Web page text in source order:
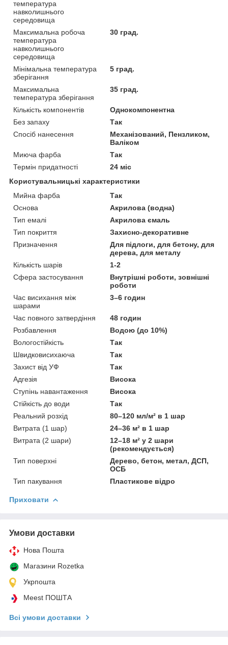
температура
навколишнього
середовища
Максимальна робоча
температура
навколишнього
середовища
30 град.
Мінімальна температура
зберігання
5 град.
Максимальна
температура зберігання
35 град.
Кількість компонентів
Однокомпонентна
Без запаху
Так
Спосіб нанесення
Механізований, Пензликом,
Валіком
Миюча фарба
Так
Термін придатності
24 міс
Користувальницькі характеристики
Мийна фарба
Так
Основа
Акрилова (водна)
Тип емалі
Акрилова ємаль
Тип покриття
Захисно-декоративне
Призначення
Для підлоги, для бетону, для
дерева, для металу
Кількість шарів
1-2
Сфера застосування
Внутрішні роботи, зовнішні
роботи
Час висихання між
шарами
3–6 годин
Час повного затвердіння
48 годин
Розбавлення
Водою (до 10%)
Вологостійкість
Так
Швидковисихаюча
Так
Захист від УФ
Так
Адгезія
Висока
Ступінь навантаження
Висока
Стійкість до води
Так
Реальний розхід
80–120 мл/м² в 1 шар
Витрата (1 шар)
24–36 м² в 1 шар
Витрата (2 шари)
12–18 м² у 2 шари
(рекомендується)
Тип поверхні
Дерево, бетон, метал, ДСП,
ОСБ
Тип пакування
Пластикове відро
Приховати
Умови доставки
Нова Пошта
Магазини Rozetka
Укрпошта
Meest ПОШТА
Всі умови доставки